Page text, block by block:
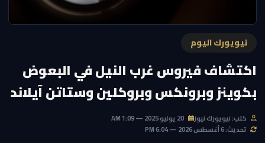
نيويورك اليوم
اكتشاف فيروس غرب النيل في البعوض
بكوينز وبرونكس وبروكلين وستاتن آيلاند
كتب: نيويورك نيوز
تحديث: 6 أغسطس 2026 — 6:04 PM